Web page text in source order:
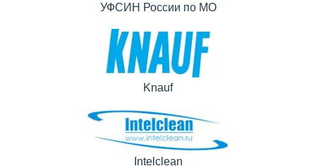
УФСИН России по МО
Knauf
Intelclean